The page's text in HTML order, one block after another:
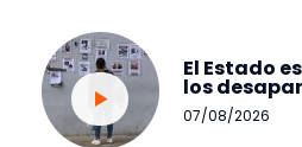
El Estado
los
07/08/2026